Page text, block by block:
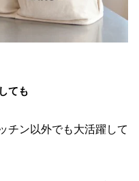
ても
チン以外でも大活躍して